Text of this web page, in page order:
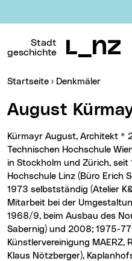
Stadt
geschichte
Sie sind hier:
Startseite Denkmäler
August
Kürmayr August, Architekt * 2.4.1936 Linz. Studiert an der
Technischen Hochschule
in Stockholm und Zürich,
Hochschule Linz (Büro Erich
1973 selbstständig (Atelier
Mitarbeit bei der
1968/9, beim Ausbau des
Sabernig) und 2008; 1975-
Künstlervereinigung
Klaus Nötzberger),